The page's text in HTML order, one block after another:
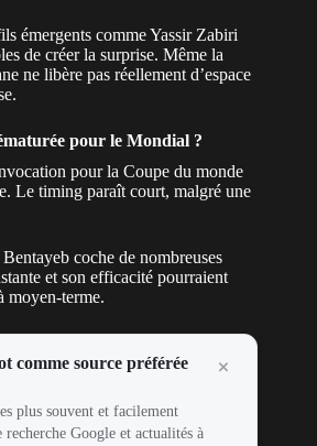
émergents comme Yassir Zabiri
de créer la surprise. Même la
ne libère pas réellement d’espace
pour le Mondial ?
pour la Coupe du monde
Le timing paraît court, malgré une
coche de nombreuses
et son efficacité pourraient
moyen-terme.
comme source préférée
plus souvent et facilement
recherche Google et actualités à